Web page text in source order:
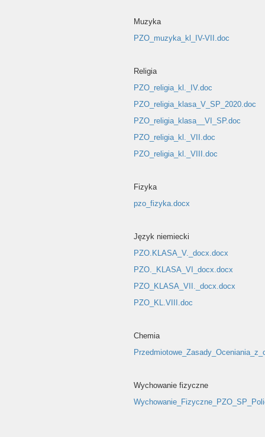
Muzyka
PZO_muzyka_kl_IV-VII.doc
Religia
PZO_religia_kl._IV.doc
PZO_religia_klasa_V_SP_2020.doc
PZO_religia_klasa__VI_SP.doc
PZO_religia_kl._VII.doc
PZO_religia_kl._VIII.doc
Fizyka
pzo_fizyka.docx
Język niemiecki
PZO.KLASA_V._docx.docx
PZO._KLASA_VI_docx.docx
PZO_KLASA_VII._docx.docx
PZO_KL.VIII.doc
Chemia
Wychowanie fizyczne